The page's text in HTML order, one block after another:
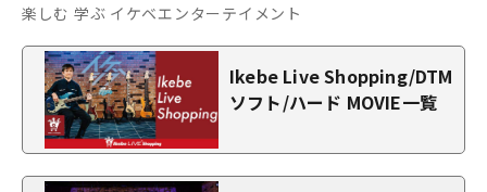
楽しむ 学ぶ イケベエンターテイメント
Ikebe Live Shopping/DTM
ソフト/ハード MOVIE一覧